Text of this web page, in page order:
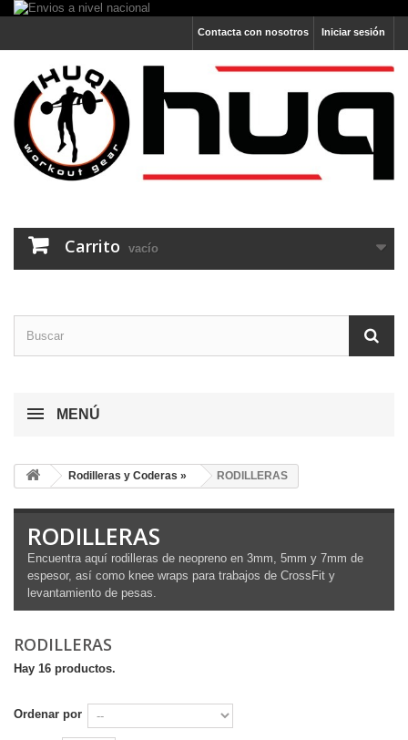
Iniciar sesión
Contacta con nosotros
Carrito vacío
MENÚ
Rodilleras y Coderas » RODILLERAS
RODILLERAS
Encuentra aquí rodilleras de neopreno en 3mm, 5mm y 7mm de
espesor, así como knee wraps para trabajos de CrossFit y
levantamiento de pesas.
RODILLERAS
Hay 16 productos.
Ordenar por